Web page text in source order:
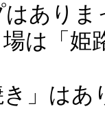
はありま
は「
」はあ